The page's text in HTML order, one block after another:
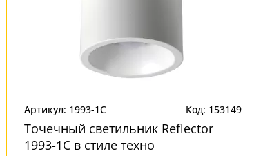
1993-1C 153149
Точечный светильник Reflector
1993-1C в стиле техно